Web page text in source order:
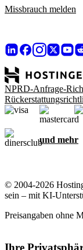
Missbrauch melden
NPRD-Anfrage-
und mehr
© 2004-2026
sein – mit KI-
Preisangaben ohne
Ihre